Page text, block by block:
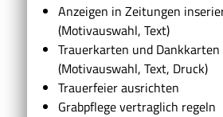
Anzeigen in Zeitungen
(Motivauswahl, Text)
Trauerkarten und
(Motivauswahl, Text, Druck)
Trauerfeier ausrichten
Grabpflege vertraglich regeln